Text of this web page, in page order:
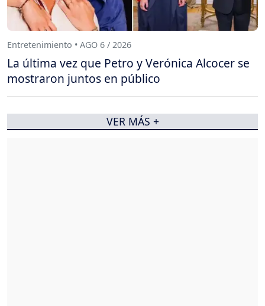
Entretenimiento • AGO 6 / 2026
La última vez que Petro y Verónica Alcocer se
mostraron juntos en público
VER MÁS +